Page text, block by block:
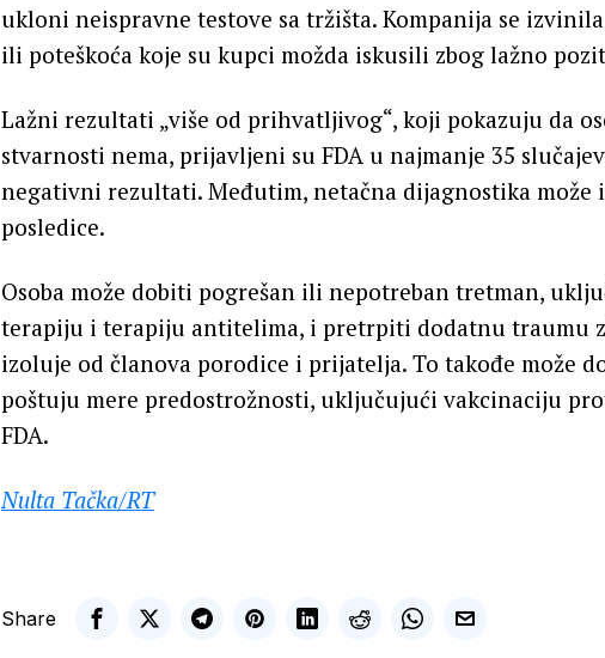
ukloni neispravne testove sa tržišta. Kompanija se
ili poteškoća koje su kupci možda iskusili zbog lažno
Lažni rezultati „više od prihvatljivog“, koji pokazuju da
stvarnosti nema, prijavljeni su FDA u najmanje 35
negativni rezultati. Međutim, netačna dijagnostika može
posledice.
Osoba može dobiti pogrešan ili nepotreban tretman,
terapiju i terapiju antitelima, i pretrpiti dodatnu traumu
izoluje od članova porodice i prijatelja. To takođe može
poštuju mere predostrožnosti, uključujući vakcinaciju
FDA.
Nulta Tačka/RT
Share